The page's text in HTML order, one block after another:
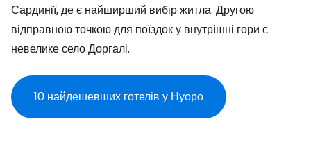
Сардинії, де є найширший вибір житла. Другою
відправною точкою для поїздок у внутрішні гори є
невелике село Доргалі.
10 найдешевших готелів у Нуоро